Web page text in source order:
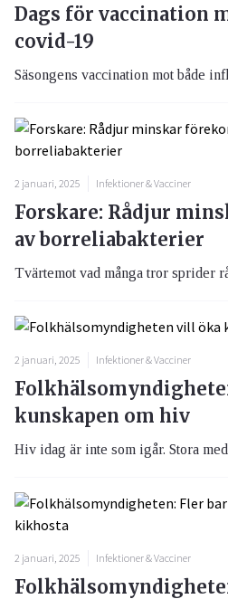
Dags för vaccination
covid-19
Säsongens vaccination mot både
2 januari, 2025 Infektioner & Vacciner
Forskare: Rådjur
av borreliabakterier
Tvärtemot vad många tror sprider
2 januari, 2025 Infektioner & Vacciner
kunskapen om hiv
Hiv idag är inte som igår. Stora
2 januari, 2025 Infektioner & Vacciner